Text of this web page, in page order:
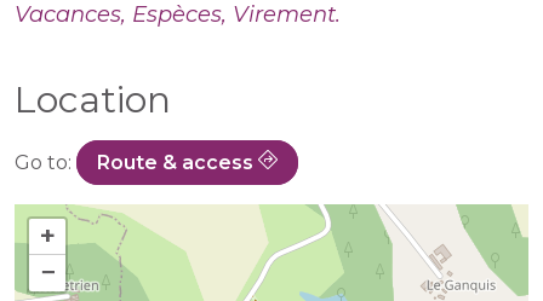
Vacances, Espèces, Virement.
Location
Go to: Route & access
+
−